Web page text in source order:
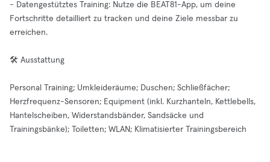
- Datengestütztes Training: Nutze die BEAT81-App, um deine
Fortschritte detailliert zu tracken und deine Ziele messbar zu
erreichen.
🛠️ Ausstattung
Personal Training; Umkleideräume; Duschen; Schließfächer;
Herzfrequenz-Sensoren; Equipment (inkl. Kurzhanteln, Kettlebells,
Hantelscheiben, Widerstandsbänder, Sandsäcke und
Trainingsbänke); Toiletten; WLAN; Klimatisierter Trainingsbereich